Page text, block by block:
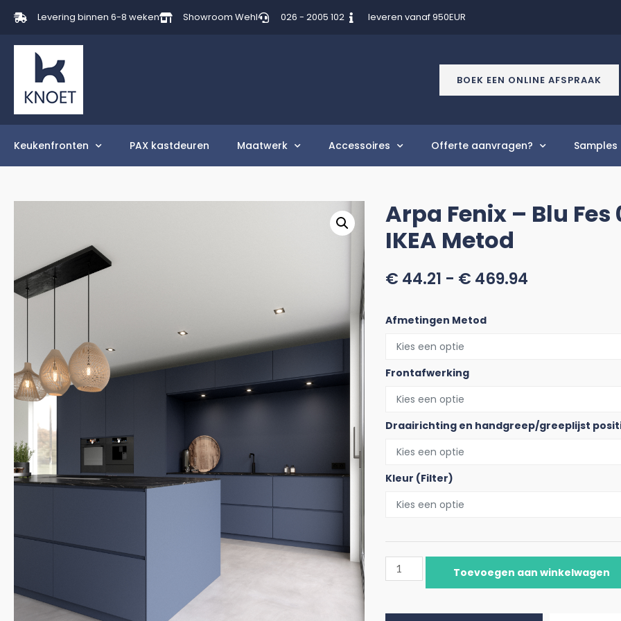
Levering binnen 6-8 weken Showroom Wehl 026 - 2005 102 leveren vanaf 950EUR
BOEK EEN ONLINE AFSPRAAK
Keukenfronten PAX kastdeuren Maatwerk Accessoires Offerte aanvragen?
Arpa Fenix – Blu
IKEA Metod
€ 44.21 - € 469.94
Afmetingen Metod
Frontafwerking
Draairichting en handgreep/greeplijst
Kleur (Filter)
Toevoegen aan winkelwagen